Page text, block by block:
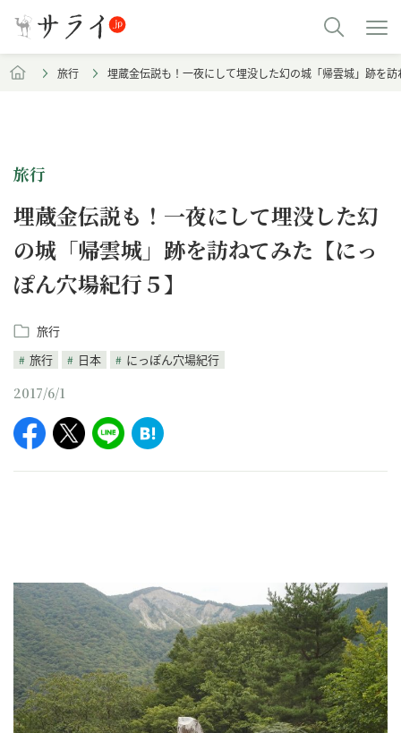
旅行 埋蔵金伝説も！一夜にして埋没した幻の城「帰雲城」跡を
旅行
埋蔵金伝説も！一夜にして埋没した幻
の城「帰雲城」跡を訪ねてみた【にっ
ぽん穴場紀行５】
旅行
旅行
日本 にっぽん穴場紀行
2017/6/1